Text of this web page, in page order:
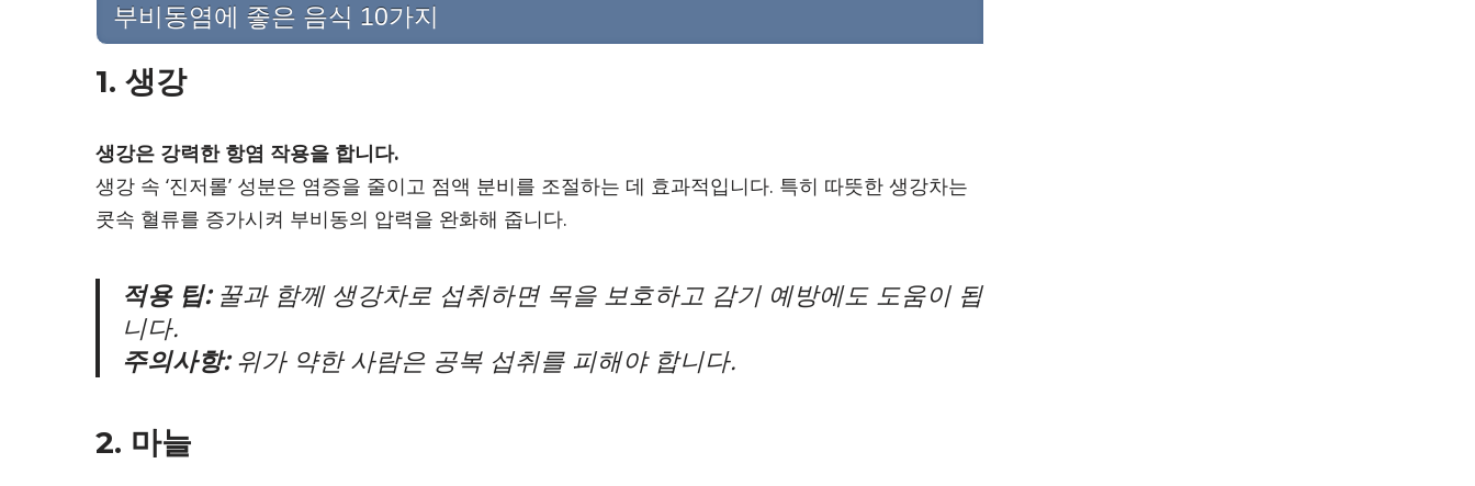
부비동염에 좋은 음식 10가지
1. 생강
생강은 강력한 항염 작용을 합니다.
생강 속 ‘진저롤’ 성분은 염증을 줄이고 점액 분비를 조절하는 데 효과적입니다. 특히 따뜻한 생강차는
콧속 혈류를 증가시켜 부비동의 압력을 완화해 줍니다.
적용 팁:꿀과 함께 생강차로 섭취하면 목을 보호하고 감기 예방에도 도움이 됩
니다.
주의사항:위가 약한 사람은 공복 섭취를 피해야 합니다.
2. 마늘